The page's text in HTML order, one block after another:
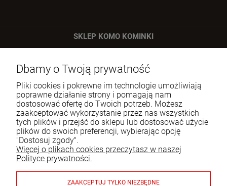
SKLEP KOMO KOMINKI
00-716 Warszawa
Tel.:
22 651 09 06
E-mail:
sklep@komo.pl
Moje konto
Pomoc
Informacje
Dbamy o Twoją prywatność
Pliki cookies i pokrewne im technologie umożliwiają
poprawne działanie strony i pomagają nam
dostosować ofertę do Twoich potrzeb. Możesz
zaakceptować wykorzystanie przez nas wszystkich
tych plików i przejść do sklepu lub dostosować użycie
plików do swoich preferencji, wybierając opcję
"Dostosuj zgody".
Więcej o plikach cookies przeczytasz w naszej
Polityce prywatności.
ZAAKCEPTUJ TYLKO NIEZBĘDNE